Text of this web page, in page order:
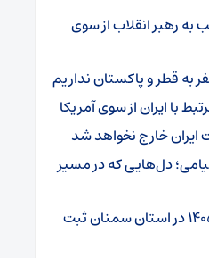
رهبر انقلاب از سوی
به قطر و پاکستان نداریم
با ایران از سوی آمریکا
ایران خارج نخواهد شد
دل‌هایی که در مسیر
۸۰۱ نفر برای حج تمتع ۱۴۰۵ در استان سمنان ثبت